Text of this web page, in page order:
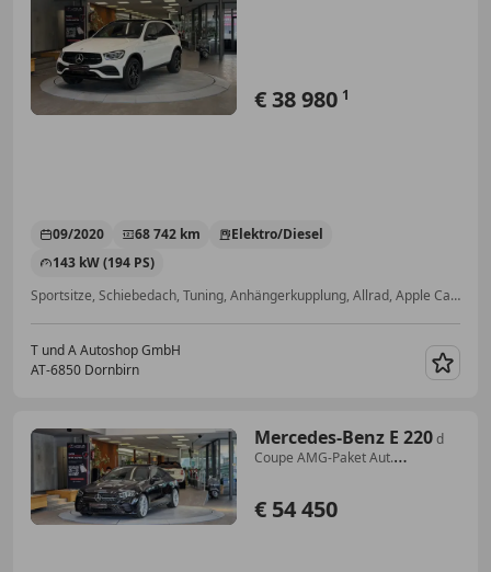
€ 38 980 1
09/2020 68 742 km
Elektro/Diesel
143 kW (194 PS)
Sportsitze, Schiebedach, Tuning, Anhängerkupplung, Allrad, Apple CarPlay, §57a Gutachten gültig, Freisprecheinrichtung
T und A Autoshop GmbH
AT-6850 Dornbirn
Mercedes-Benz E 220d
Coupe AMG-Paket Aut.
€ 54 450